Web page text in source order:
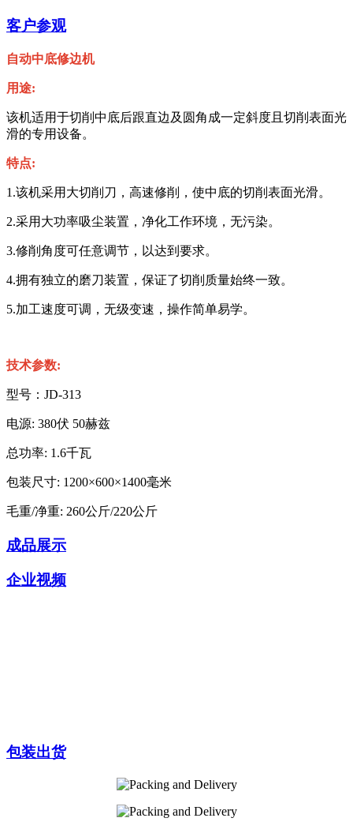
客户参观
自动中底修边机
用途:
该机适用于切削中底后跟直边及圆角成一定斜度且切削表面光
滑的专用设备。
特点:
1.该机采用大切削刀，高速修削，使中底的切削表面光滑。
2.采用大功率吸尘装置，净化工作环境，无污染。
3.修削角度可任意调节，以达到要求。
4.拥有独立的磨刀装置，保证了切削质量始终一致。
5.加工速度可调，无级变速，操作简单易学。
技术参数:
型号：JD-313
电源: 380伏 50赫兹
总功率: 1.6千瓦
包装尺寸: 1200×600×1400毫米
毛重/净重: 260公斤/220公斤
成品展示
企业视频
包装出货